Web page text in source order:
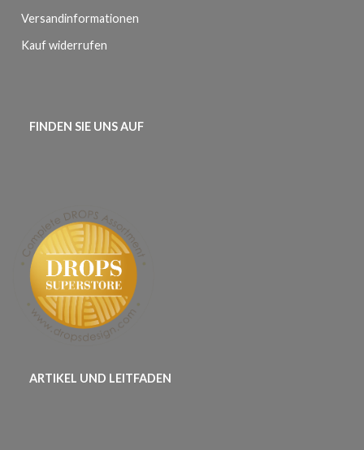
Versandinformationen
Kauf widerrufen
FINDEN SIE UNS AUF
ARTIKEL UND LEITFADEN